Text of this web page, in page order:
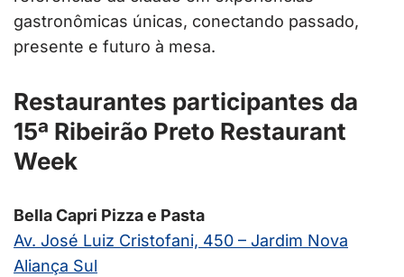
gastronômicas únicas, conectando passado,
presente e futuro à mesa.
Restaurantes participantes da
15ª Ribeirão Preto Restaurant
Week
Bella Capri Pizza e Pasta
Av. José Luiz Cristofani, 450 – Jardim Nova
Aliança Sul